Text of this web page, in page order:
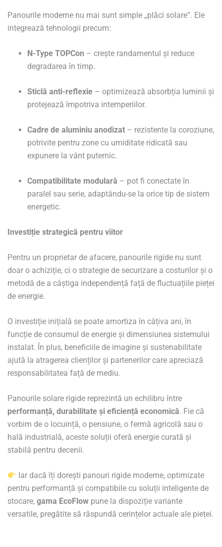
Panourile moderne nu mai sunt simple „plăci solare”. Ele
integrează tehnologii precum:
N-Type TOPCon – crește randamentul și reduce
degradarea în timp.
Sticlă anti-reflexie – optimizează absorbția luminii și
protejează împotriva intemperiilor.
Cadre de aluminiu anodizat – rezistente la coroziune,
potrivite pentru zone cu umiditate ridicată sau
expunere la vânt puternic.
Compatibilitate modulară – pot fi conectate în
paralel sau serie, adaptându-se la orice tip de sistem
energetic.
Investiție strategică pentru viitor
Pentru un proprietar de afacere, panourile rigide nu sunt
doar o achiziție, ci o strategie de securizare a costurilor și o
metodă de a câștiga independență față de fluctuațiile pieței
de energie.
O investiție inițială se poate amortiza în câțiva ani, în
funcție de consumul de energie și dimensiunea sistemului
instalat. În plus, beneficiile de imagine și sustenabilitate
ajută la atragerea clienților și partenerilor care apreciază
responsabilitatea față de mediu.
Panourile solare rigide reprezintă un echilibru între
performanță, durabilitate și eficiență economică. Fie că
vorbim de o locuință, o pensiune, o fermă agricolă sau o
hală industrială, aceste soluții oferă energie curată și
stabilă pentru decenii.
Iar dacă îți dorești panouri rigide moderne, optimizate
pentru performanță și compatibile cu soluții inteligente de
stocare, gama EcoFlow pune la dispoziție variante
versatile, pregătite să răspundă cerințelor actuale ale pieței.